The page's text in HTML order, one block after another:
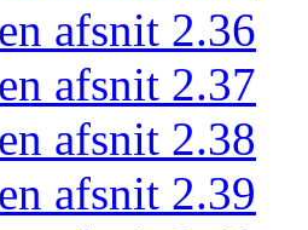
afsnit 2.36
afsnit 2.37
afsnit 2.38
afsnit 2.39